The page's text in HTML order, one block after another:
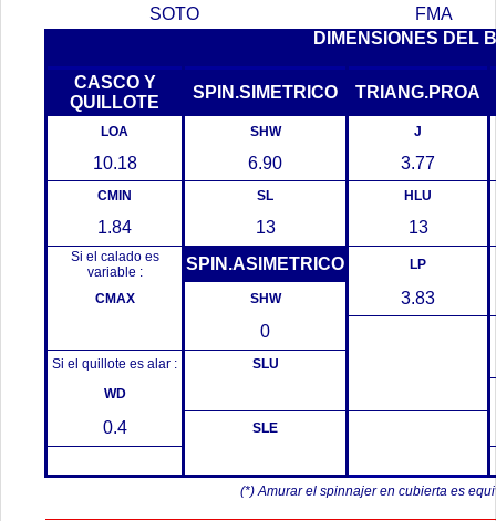
SOTO
FMA
DIMENSIONES DEL
CASCO Y
QUILLOTE
SPIN.SIMETRICO TRIANG.PROA
LOA SHW J
10.18 6.90 3.77
CMIN SL HLU
1.84 13 13
Si el calado es
variable :
SPIN.ASIMETRICO LP
CMAX SHW
3.83
0
Si el quillote es alar :
SLU
WD
0.4 SLE
(*) Amurar el spinnajer en cubierta es